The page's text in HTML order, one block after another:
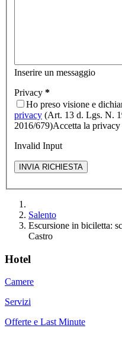
Inserire un messaggio
Privacy *
Ho preso visione e
privacy (Art. 13 d. Lgs. N.
2016/679)Accetta la privacy
Invalid Input
Salento
Escursione in biciletta:
Castro
Hotel
Camere
Servizi
Offerte e Last Minute